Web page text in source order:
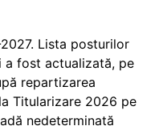
Lista posturilor
a fost actualizată, pe
repartizarea
Titularizare 2026 pe
nedeterminată